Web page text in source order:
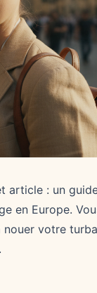
article : un
en Europe.
votre